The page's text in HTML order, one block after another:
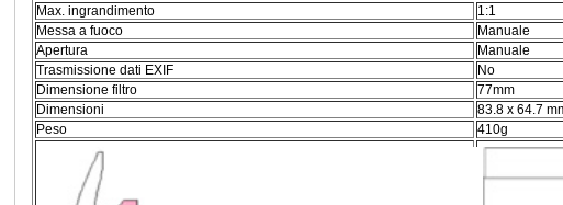
Max. ingrandimento
1:1
Messa a fuoco
Manuale
Apertura
Manuale
Trasmissione dati EXIF
No
Dimensione filtro
77mm
Dimensioni
83.8 x 64.7
Peso
410g